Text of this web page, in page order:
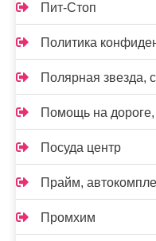
Пит-Стоп
Политика
Полярная звезда,
Помощь на
Посуда центр
Прайм,
Промхим